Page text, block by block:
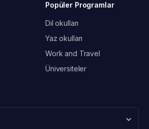
Popüler Programlar
Dil okulları
Yaz okulları
Work and Travel
Üniversiteler